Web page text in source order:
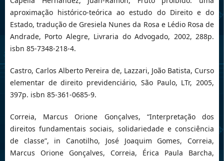
aproximação histórico-teórica ao estudo do Direito e do
Estado, tradução de Gresiela Nunes da Rosa e Lédio Rosa de
Andrade, Porto Alegre, Livraria do Advogado, 2002, 288p.
isbn 85-7348-218-4.
Castro, Carlos Alberto Pereira de, Lazzari, João Batista, Curso
elementar de direito previdenciário, São Paulo, LTr, 2005,
397p. isbn 85-361-0685-9.
Correia, Marcus Orione Gonçalves, “Interpretação dos
direitos fundamentais sociais, solidariedade e consciência
de classe”, in Canotilho, José Joaquim Gomes, Correia,
Marcus Orione Gonçalves, Correia, Érica Paula Barcha,